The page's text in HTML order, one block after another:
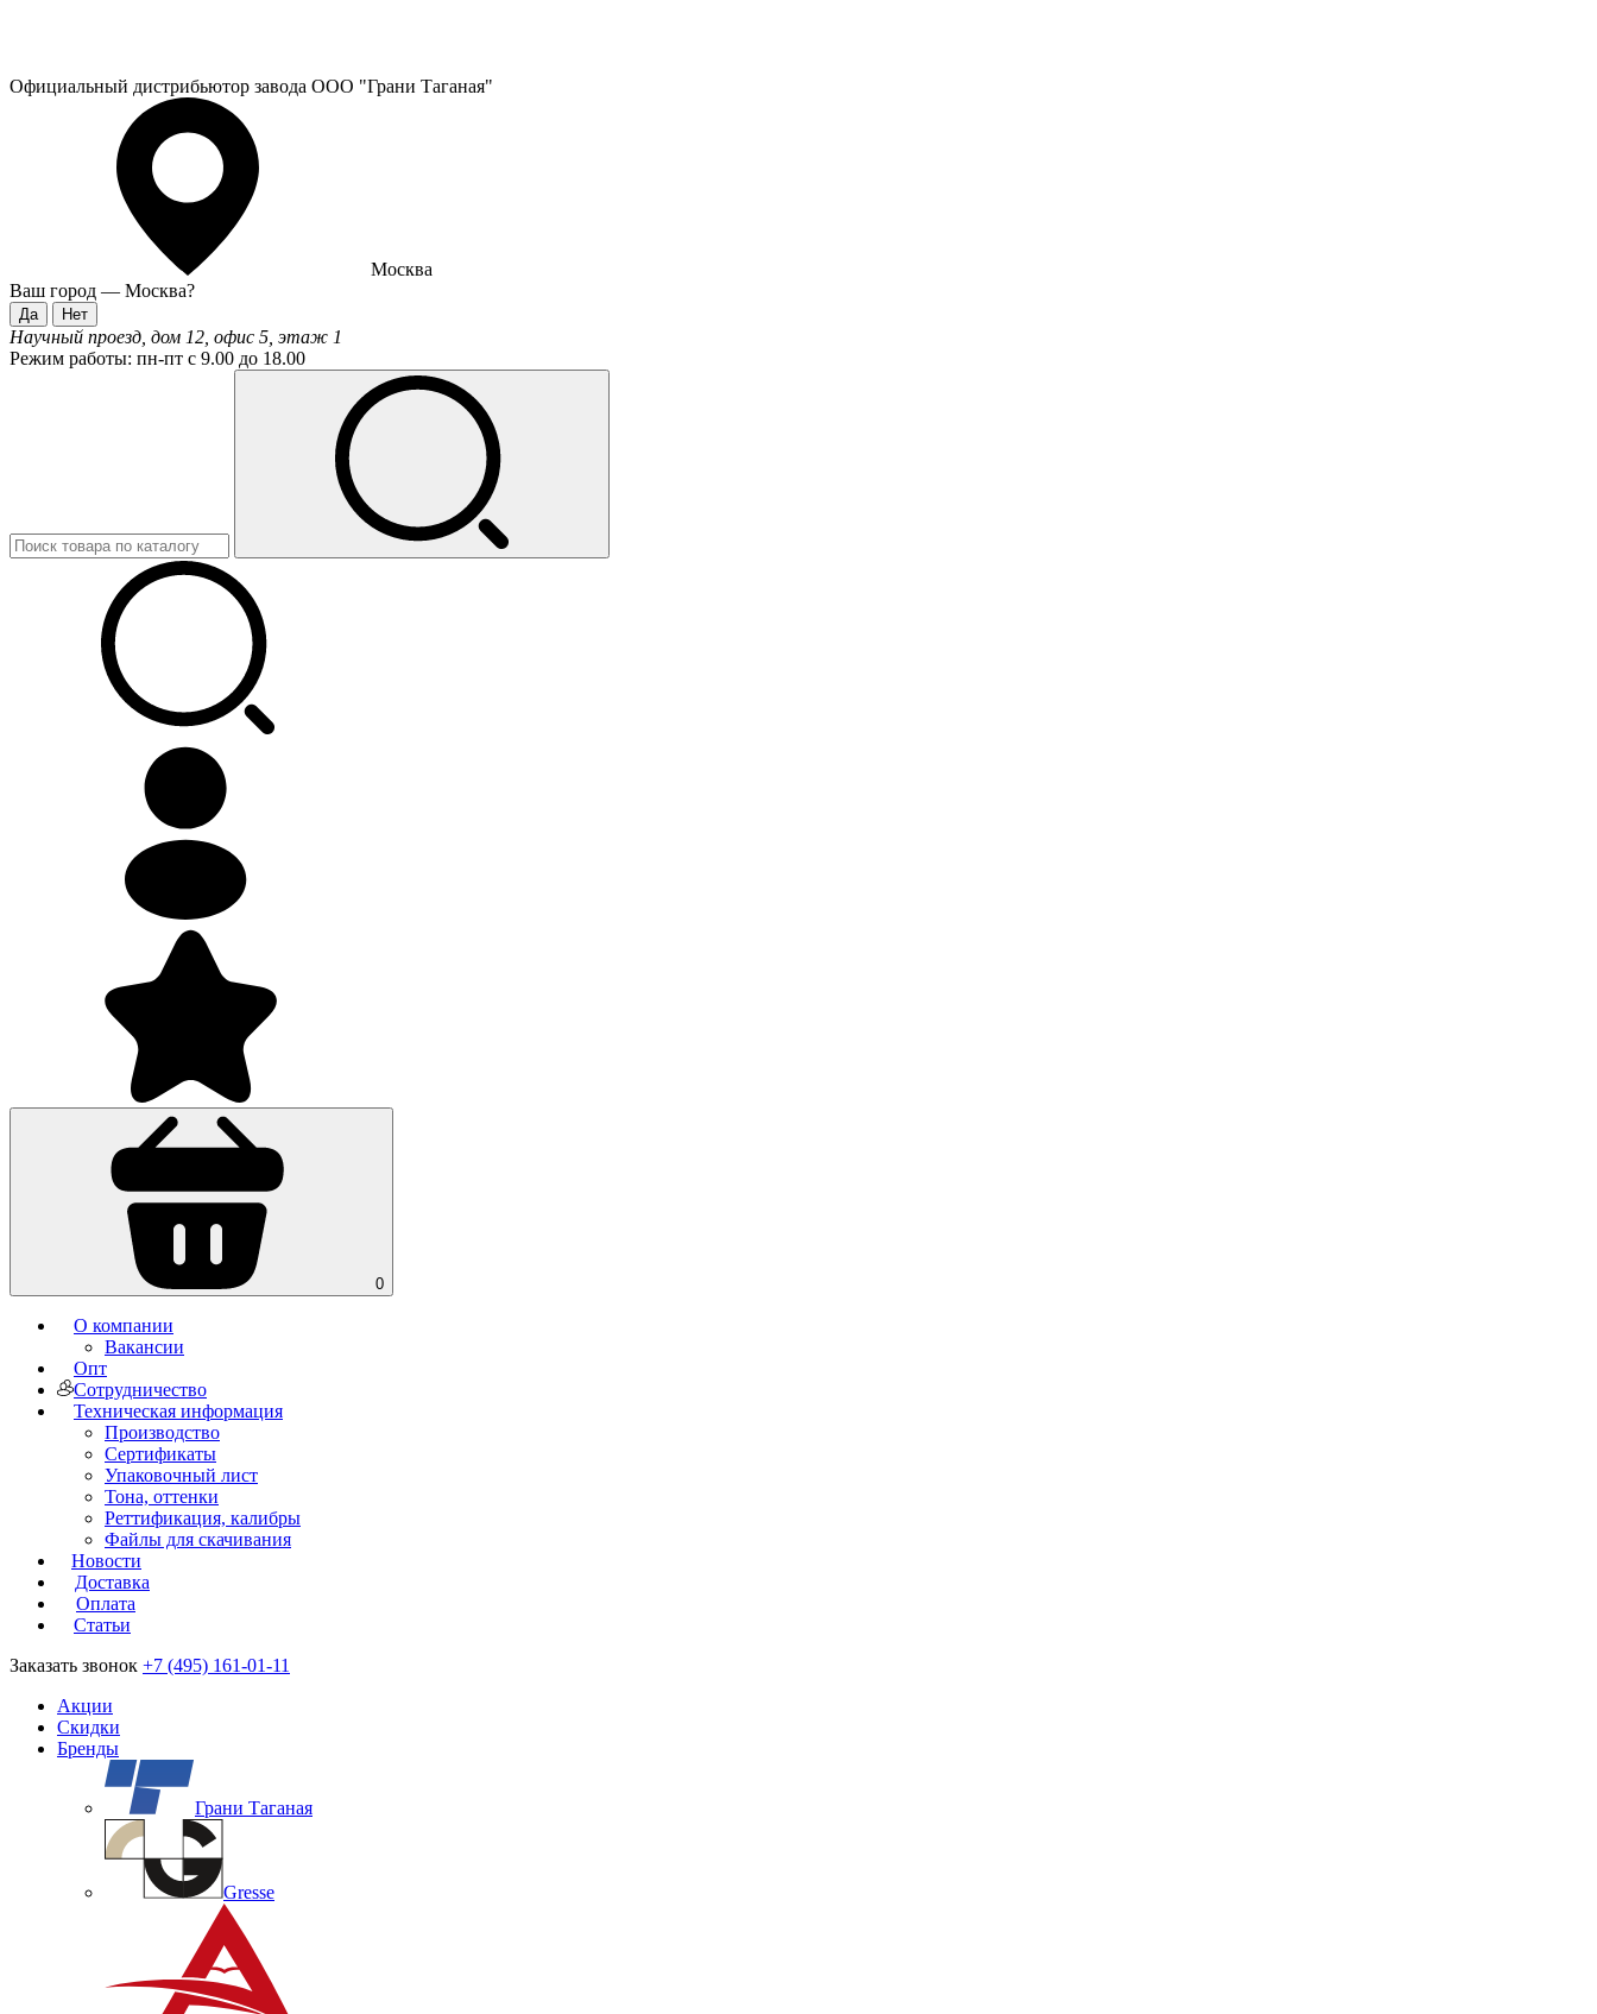
Официальный дистрибьютор завода ООО "Грани Таганая"
Москва
Ваш город — Москва?
Научный проезд, дом 12, офис 5, этаж 1
Режим работы: пн-пт с 9.00 до 18.00
0
О компании
Вакансии
Опт
Сотрудничество
Техническая информация
Производство
Сертификаты
Упаковочный лист
Тона, оттенки
Реттификация, калибры
Файлы для cкачивания
Новости
Доставка
Оплата
Статьи
Заказать звонок +7 (495) 161-01-11
Акции
Скидки
Бренды
Грани Таганая
Gresse